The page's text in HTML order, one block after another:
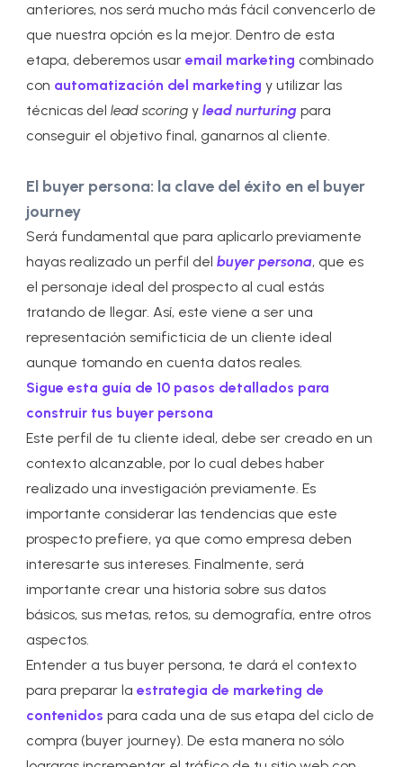
anteriores, nos será mucho más fácil convencerlo de
que nuestra opción es la mejor. Dentro de esta
etapa, deberemos usaremail marketing combinado
con automatización del marketing y utilizar las
técnicas dellead scoring ylead nurturing para
conseguir el objetivo final, ganarnos al cliente.
El buyer persona: la clave del éxito en el buyer
journey
Será fundamental que para aplicarlo previamente
hayas realizado un perfil delbuyer persona, que es
el personaje ideal del prospecto al cual estás
tratando de llegar. Así, este viene a ser una
representación semificticia de un cliente ideal
aunque tomando en cuenta datos reales.
Sigue esta guía de 10 pasos detallados para
construir tus buyer persona
Este perfil de tu cliente ideal, debe ser creado en un
contexto alcanzable, por lo cual debes haber
realizado una investigación previamente. Es
importante considerar las tendencias que este
prospecto prefiere, ya que como empresa deben
interesarte sus intereses. Finalmente, será
importante crear una historia sobre sus datos
básicos, sus metas, retos, su demografía, entre otros
aspectos.
Entender a tus buyer persona, te dará el contexto
para preparar laestrategia de marketing de
contenidos para cada una de sus etapa del ciclo de
compra (buyer journey). De esta manera no sólo